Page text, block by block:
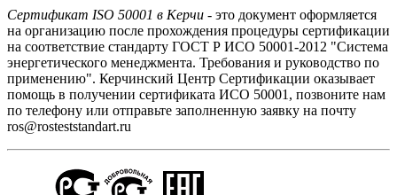
Сертификат ISO 50001 в Керчи - это документ оформляется
на организацию после прохождения процедуры сертификации
на соответствие стандарту ГОСТ Р ИСО 50001-2012 "Система
энергетического менеджмента. Требования и руководство по
применению". Керчинский Центр Сертификации оказывает
помощь в получении сертификата ИСО 50001, позвоните нам
по телефону или отправьте заполненную заявку на почту
ros@rosteststandart.ru